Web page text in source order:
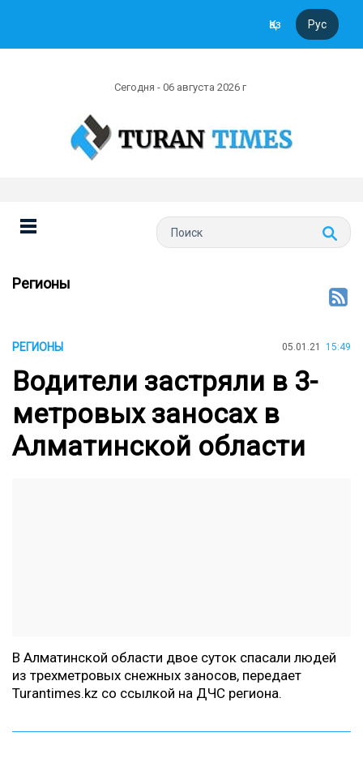
Қаз Рус
Сегодня - 06 августа 2026 г
Регионы
РЕГИОНЫ 05.01.21 15:49
Водители застряли в 3-
метровых заносах в
Алматинской области
В Алматинской области двое суток спасали людей
из трехметровых снежных заносов, передает
Turantimes.kz со ссылкой на ДЧС региона.